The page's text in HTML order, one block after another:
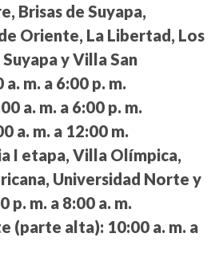
Brisas de Suyapa,
Oriente, La Libertad, Los
y Villa San
a. m. a 6:00 p. m.
a. m. a 6:00 p. m.
a. m. a 12:00 m.
I etapa, Villa Olímpica,
Universidad Norte y
p. m. a 8:00 a. m.
(parte alta): 10:00 a. m. a